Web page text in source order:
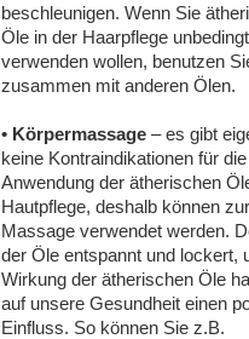
beschleunigen. Wenn Sie
Öle in der Haarpflege unbedingt
verwenden wollen, benutzen
zusammen mit anderen Ölen.
• Körpermassage – es gibt
keine Kontraindikationen für die
Anwendung der ätherischen
Hautpflege, deshalb können zur
Massage verwendet werden.
der Öle entspannt und lockert,
Wirkung der ätherischen Öle
auf unsere Gesundheit einen
Einfluss. So können Sie z.B.